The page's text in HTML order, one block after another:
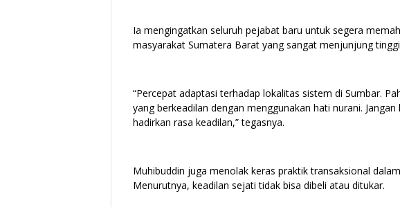
Ia mengingatkan seluruh pejabat baru untuk segera
masyarakat Sumatera Barat yang sangat menjunjung
“Percepat adaptasi terhadap lokalitas sistem di Sumbar.
yang berkeadilan dengan menggunakan hati nurani.
hadirkan rasa keadilan,” tegasnya.
Muhibuddin juga menolak keras praktik transaksional
Menurutnya, keadilan sejati tidak bisa dibeli atau ditukar.